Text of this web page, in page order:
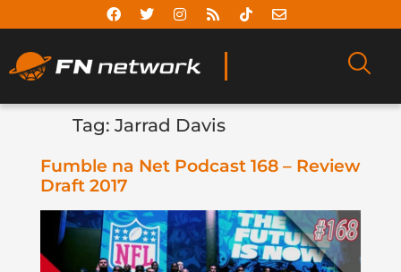
Tag: Jarrad Davis
Fumble na Net Podcast 168 – Review
Draft 2017